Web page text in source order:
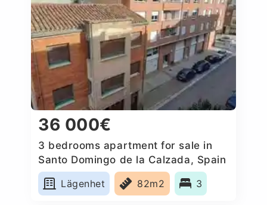
36 000€
3 bedrooms apartment for sale in
Santo Domingo de la Calzada, Spain
Lägenhet
82m2 3